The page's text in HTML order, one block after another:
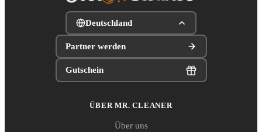
Deutschland
Partner werden
Gutschein
ÜBER MR. CLEANER
Über uns